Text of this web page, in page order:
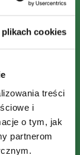
plikach cookies
treści
i
o tym, jak
partnerom